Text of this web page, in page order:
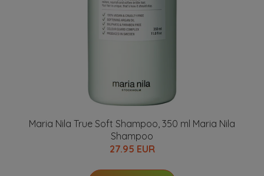
Maria Nila True Soft Shampoo, 350 ml Maria Nila
Shampoo
27.95 EUR